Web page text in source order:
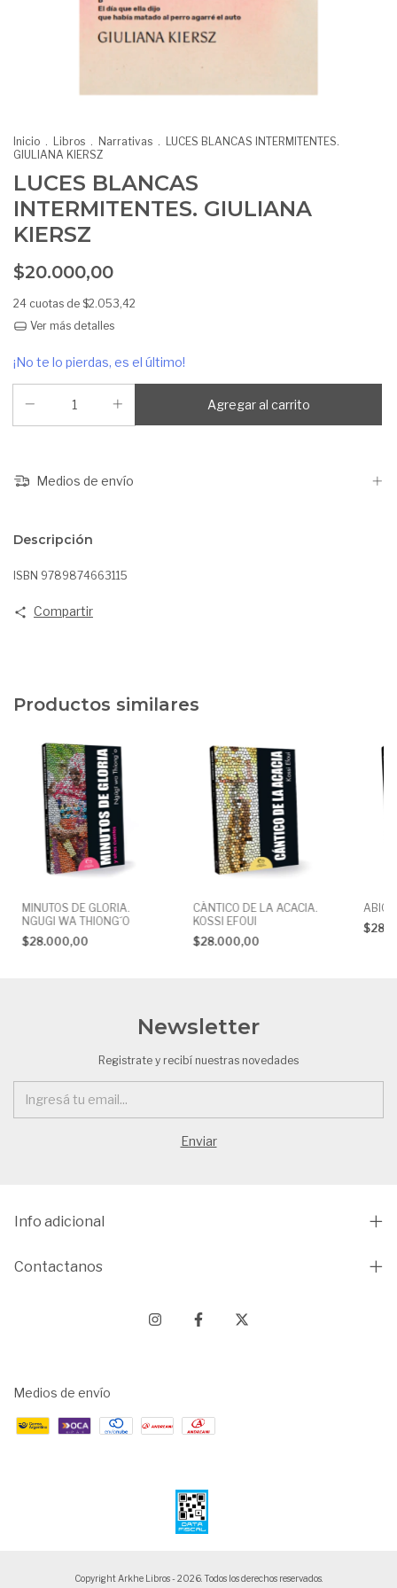
Inicio . Libros . Narrativas . LUCES BLANCAS INTERMITENTES.
GIULIANA KIERSZ
LUCES BLANCAS
INTERMITENTES. GIULIANA
KIERSZ
$20.000,00
24 cuotas de $2.053,42
Ver más detalles
¡No te lo pierdas, es el último!
Medios de envío
Descripción
ISBN 9789874663115
Compartir
Productos similares
MINUTOS DE GLORIA.
NGUGI WA THIONG´O
$28.000,00
CÁNTICO DE LA ACACIA.
KOSSI EFOUI
$28.000,00
Newsletter
Registrate y recibí nuestras novedades
Info adicional
Contactanos
Medios de envío
Copyright Arkhe Libros - 2026. Todos los derechos reservados.